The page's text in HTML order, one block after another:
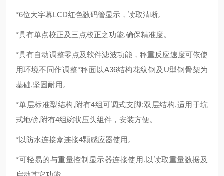
*6位大字幕LCD红色数码管显示，读取清晰。
*具有单点校正及三点校正之功能,确保精准度。
*具有自动调整零点及软件滤波功能，秤重反应速度可依使
用环境不同作调整*秤面以A36结构花纹钢及U型钢骨架为
基础,坚固耐用。
*单层标准型结构,附有4组可调式支脚;双层结构,适用于坑
式地磅,附有4组碗状压头组件，安装方便。
*以防水连接盒连接4颗感应器使用。
*可轻易的与重量控制显示器连接使用,以读取重量数据及